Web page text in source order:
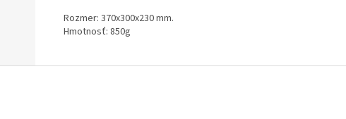
Rozmer: 370x300x230 mm.
Hmotnosť: 850g